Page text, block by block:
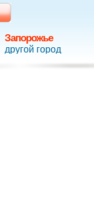
Запорожье
другой город